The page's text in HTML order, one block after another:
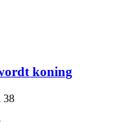
koning
38